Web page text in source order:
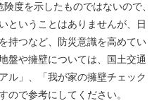
度を示したものではないので、
ということはありませんが、日
持つなど、防災意識を高めてい
盤や擁壁については、国土交通
ル」、「我が家の擁壁チェック
ので参考にしてください。